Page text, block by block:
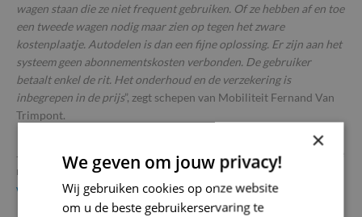
wagen staan die ze niet frequent gebruiken. Of ze hebben af en toe
een tweede wagen nodig maar zien op tegen het zware
kostenplaatje. Autodelen is dan een fijne oplossing. Er zijn aan het
systeem geen abonnementskosten verbonden. De gebruiker
betaalt enkel de rit. Het onderhoud en de verzekering is
inbegrepen in de prijs”, zegt schepen van Mobiliteit Fernand Van
Trimpont.
Je vindt de deelauto terug aan de laadpaal op het dorpsplein. Deze
reserveren doe je gemakkelijk via:
www.valckenier.be/nl/diensten/een-wagen-delen.
×
We geven om jouw privacy!
Wij gebruiken cookies op onze website
om u de beste gebruikerservaring te